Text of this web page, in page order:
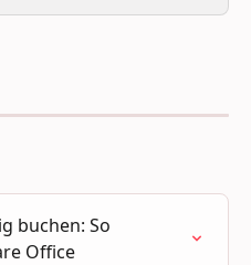
buchen: So
Office